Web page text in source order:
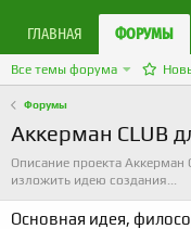
ГЛАВНАЯ ФОРУМЫ
Все темы форума
Форумы
Аккерман CLUB
Описание проекта Аккерман
изложить идею создания...
Основная идея,